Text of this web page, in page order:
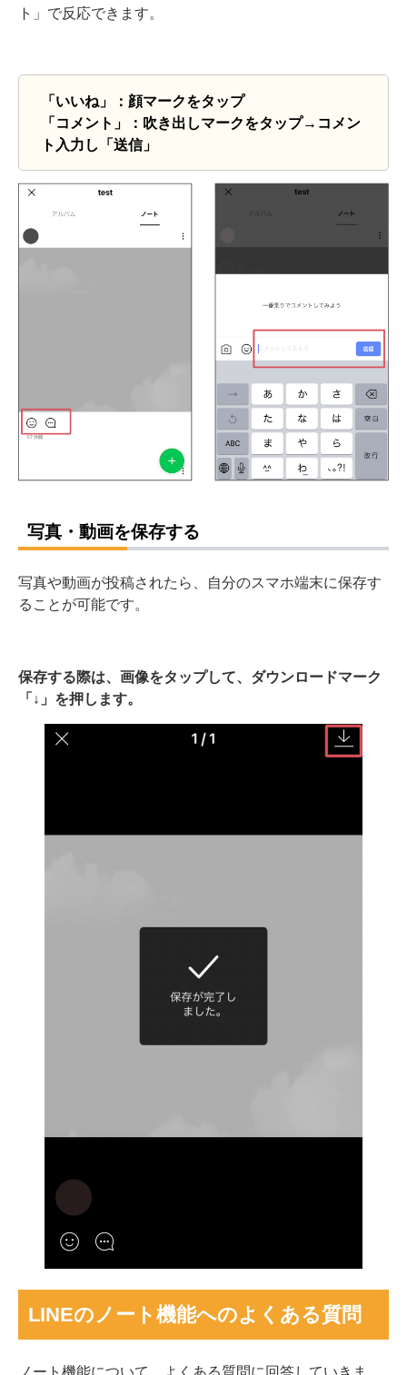
ト」で反応できます。
「いいね」：顔マークをタップ
「コメント」：吹き出しマークをタップ→コメン
ト入力し「送信」
写真・動画を保存する
写真や動画が投稿されたら、自分のスマホ端末に保存す
ることが可能です。
保存する際は、画像をタップして、ダウンロードマーク
「↓」を押します。
LINEのノート機能へのよくある質問
ノート機能について、よくある質問に回答していきま